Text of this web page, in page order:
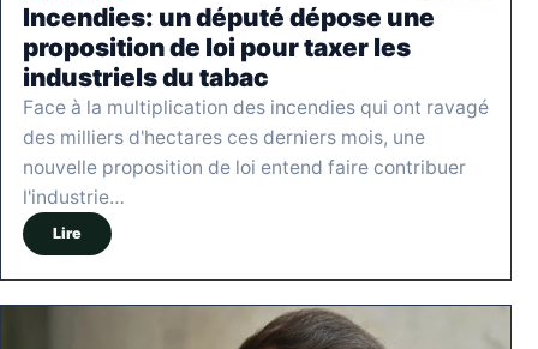
Incendies: un député dépose une
proposition de loi pour taxer les
industriels du tabac
Face à la multiplication des incendies qui ont ravagé
des milliers d'hectares ces derniers mois, une
nouvelle proposition de loi entend faire contribuer
l'industrie…
Lire